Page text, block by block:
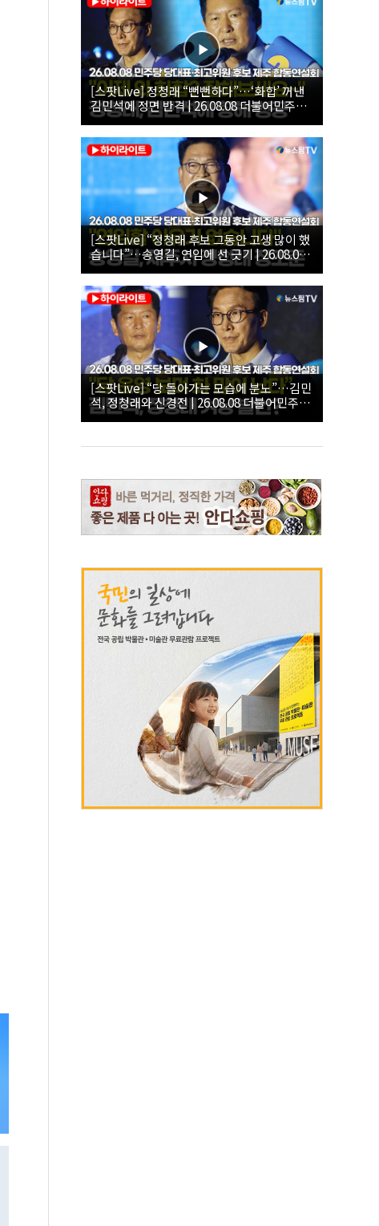
[스팟Live] 정청래 “뻔뻔하다”…‘화합’ 꺼낸
김민석에 정면 반격 | 26.08.08 더불어민주당
당대표·최고위원 후보 제주 합동연설회
[스팟Live] “정청래 후보 그동안 고생 많이 했
습니다”…송영길, 연임에 선 긋기 | 26.08.08
더불어민주당 당대표·최고위원 후보 제주 합
동연설회
[스팟Live] “당 돌아가는 모습에 분노”…김민
석, 정청래와 신경전 | 26.08.08 더불어민주당
당대표·최고위원 후보 제주 합동연설회